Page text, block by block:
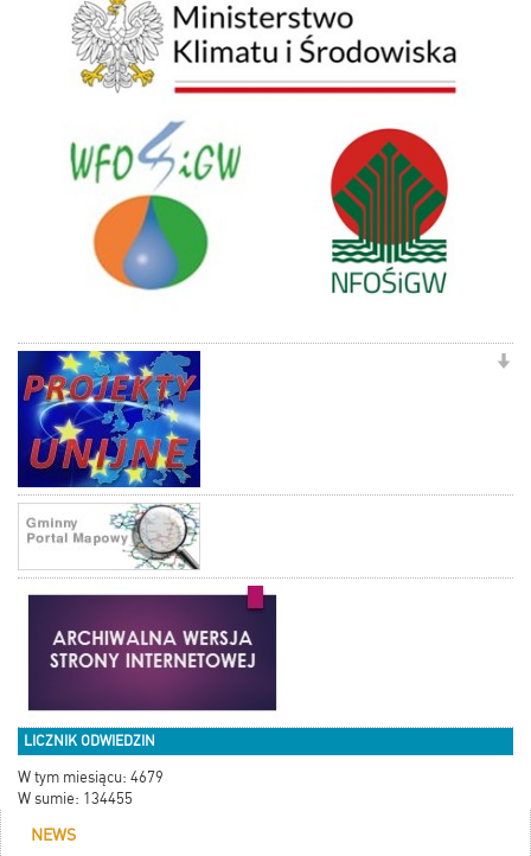
LICZNIK ODWIEDZIN
W tym miesiącu: 4679
W sumie: 134455
NEWS